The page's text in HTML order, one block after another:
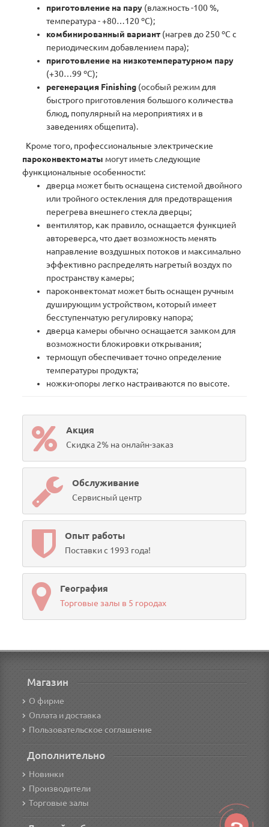
приготовление на пару (влажность -100 %,
температура - +80…120 ºC);
комбинированный вариант (нагрев до 250 ºC с
периодическим добавлением пара);
приготовление на низкотемпературном пару
(+30…99 ºC);
регенерация Finishing (особый режим для
быстрого приготовления большого количества
блюд, популярный на мероприятиях и в
заведениях общепита).
Кроме того, профессиональные электрические
пароконвектоматы могут иметь следующие
функциональные особенности:
дверца может быть оснащена системой двойного
или тройного остекления для предотвращения
перегрева внешнего стекла дверцы;
вентилятор, как правило, оснащается функцией
автореверса, что дает возможность менять
направление воздушных потоков и максимально
эффективно распределять нагретый воздух по
пространству камеры;
пароконвектомат может быть оснащен ручным
душирующим устройством, который имеет
бесступенчатую регулировку напора;
дверца камеры обычно оснащается замком для
возможности блокировки открывания;
термощуп обеспечивает точно определение
температуры продукта;
ножки-опоры легко настраиваются по высоте.
Акция
Скидка 2% на онлайн-заказ
Обслуживание
Сервисный центр
Опыт работы
Поставки с 1993 года!
География
Торговые залы в 5 городах
Магазин
О фирме
Оплата и доставка
Пользовательское соглашение
Дополнительно
Новинки
Производители
Торговые залы